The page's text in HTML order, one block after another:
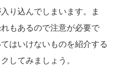
り込んでしまいます。ま
もあるので注意が必要で
はいけないものを紹介する
してみましょう。